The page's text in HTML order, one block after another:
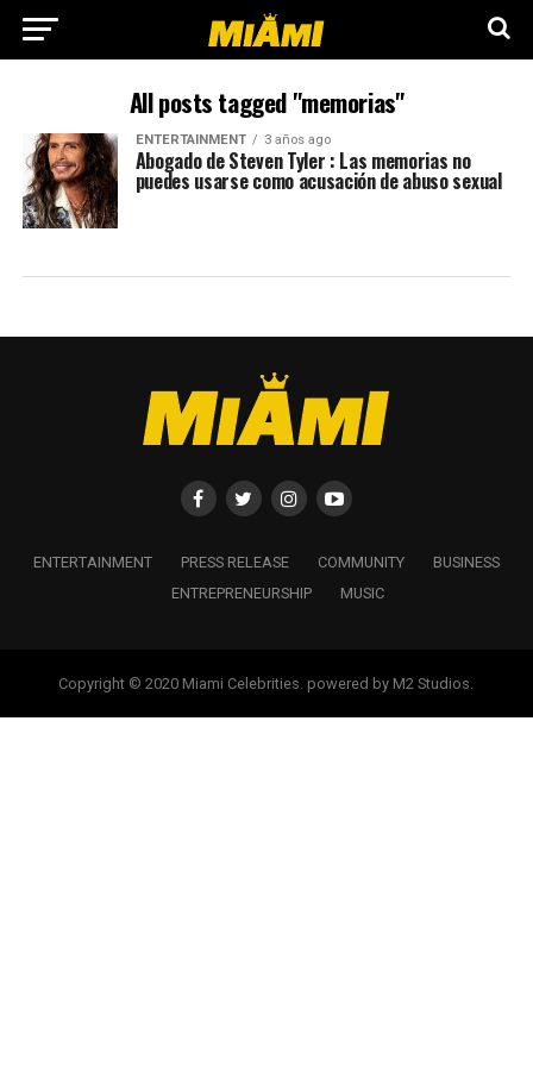
All posts tagged "memorias"
ENTERTAINMENT 3 años ago
Abogado de Steven Tyler : Las memorias no
puedes usarse como acusación de abuso sexual
ENTERTAINMENT PRESS RELEASE COMMUNITY
BUSINESS
ENTREPRENEURSHIP
MUSIC
Copyright © 2020 Miami Celebrities. powered by M2 Studios.